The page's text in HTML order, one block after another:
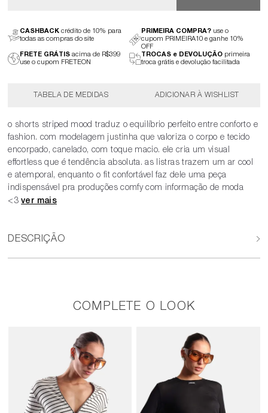
CASHBACK crédito de 10% para
todas as compras do site
PRIMEIRA COMPRA? use o
cupom PRIMEIRA10 e ganhe 10%
OFF
FRETE GRÁTIS acima de R$399
use o cupom FRETEON
TROCAS e DEVOLUÇÃO primeira
troca grátis e devolução facilitada
TABELA DE MEDIDAS
o shorts striped mood traduz o equilíbrio perfeito entre conforto e
fashion. com modelagem justinha que valoriza o corpo e tecido
encorpado, canelado, com toque macio. ele cria um visual
effortless que é tendência absoluta. as listras trazem um ar cool
e atemporal, enquanto o fit confortável faz dele uma peça
indispensável pra produções comfy com informação de moda
<3
DESCRIÇÃO
COMPLETE O LOOK